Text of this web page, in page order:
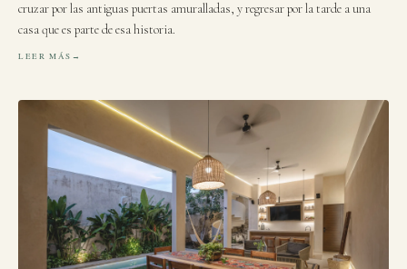
cruzar por las antiguas puertas amuralladas, y regresar por la tarde a una
casa que es parte de esa historia.
LEER MÁS